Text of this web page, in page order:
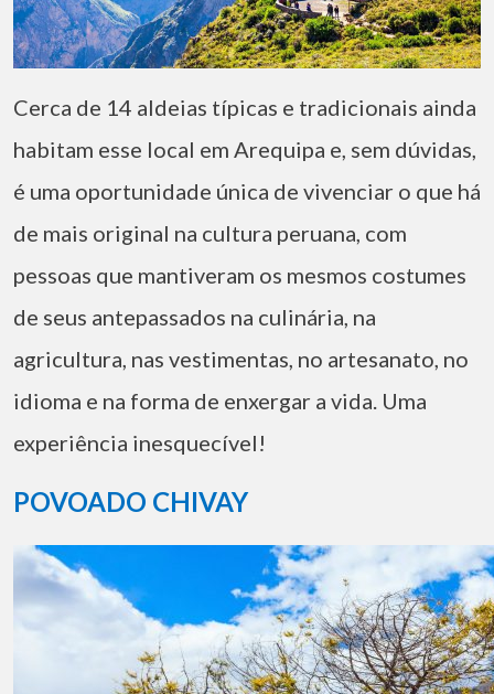
Cerca de 14 aldeias típicas e tradicionais ainda
habitam esse local em Arequipa e, sem dúvidas,
é uma oportunidade única de vivenciar o que há
de mais original na cultura peruana, com
pessoas que mantiveram os mesmos costumes
de seus antepassados na culinária, na
agricultura, nas vestimentas, no artesanato, no
idioma e na forma de enxergar a vida. Uma
experiência inesquecível!
POVOADO CHIVAY